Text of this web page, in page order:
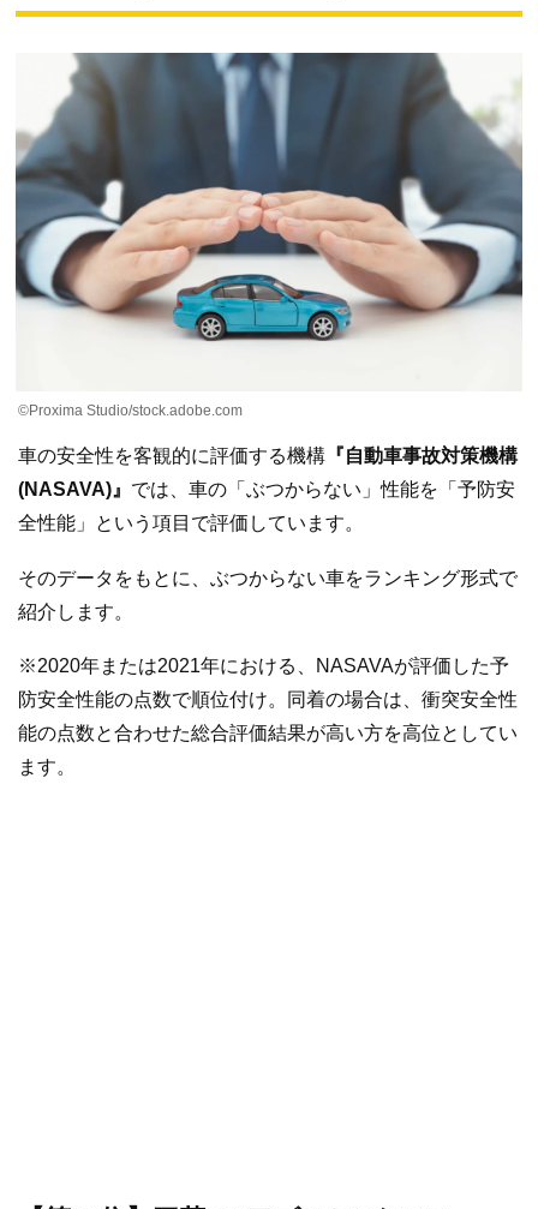
©Proxima Studio/stock.adobe.com
車の安全性を客観的に評価する機構 『自動車事故対策機構
(NASAVA)』 では、車の「ぶつからない」性能を「予防安
全性能」という項目で評価しています。
そのデータをもとに、ぶつからない車をランキング形式で
紹介します。
※2020年または2021年における、NASAVAが評価した予
防安全性能の点数で順位付け。同着の場合は、衝突安全性
能の点数と合わせた総合評価結果が高い方を高位としてい
ます。